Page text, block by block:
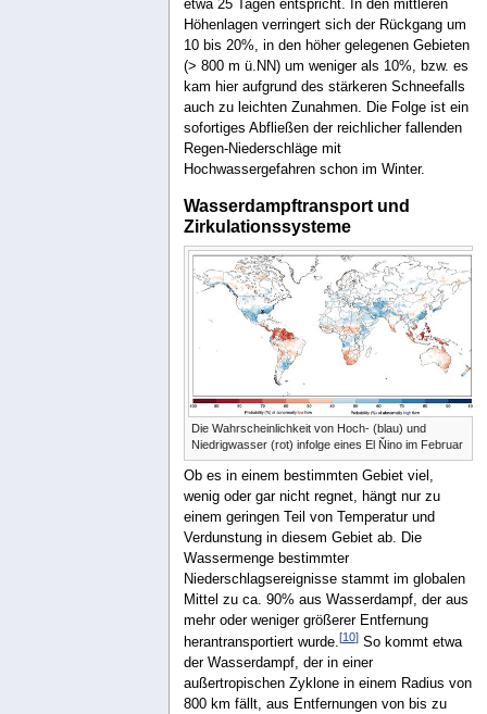
etwa 25 Tagen entspricht. In den mittleren
Höhenlagen verringert sich der Rückgang um
10 bis 20%, in den höher gelegenen Gebieten
(> 800 m ü.NN) um weniger als 10%, bzw. es
kam hier aufgrund des stärkeren Schneefalls
auch zu leichten Zunahmen. Die Folge ist ein
sofortiges Abfließen der reichlicher fallenden
Regen-Niederschläge mit
Hochwassergefahren schon im Winter.
Wasserdampftransport und
Zirkulationssysteme
Die Wahrscheinlichkeit von Hoch- (blau) und
Niedrigwasser (rot) infolge eines El Ňino im Februar
Ob es in einem bestimmten Gebiet viel,
wenig oder gar nicht regnet, hängt nur zu
einem geringen Teil von Temperatur und
Verdunstung in diesem Gebiet ab. Die
Wassermenge bestimmter
Niederschlagsereignisse stammt im globalen
Mittel zu ca. 90% aus Wasserdampf, der aus
mehr oder weniger größerer Entfernung
herantransportiert wurde.[10]So kommt etwa
der Wasserdampf, der in einer
außertropischen Zyklone in einem Radius von
800 km fällt, aus Entfernungen von bis zu